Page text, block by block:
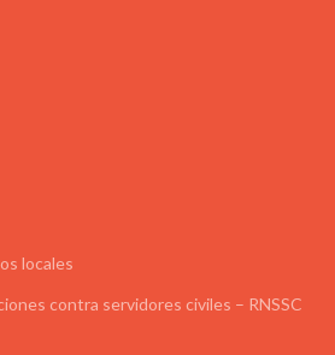
locales
contra servidores civiles – RNSSC